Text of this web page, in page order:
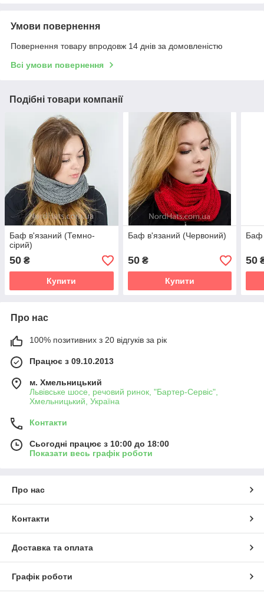
Умови повернення
Повернення товару впродовж 14 днів за домовленістю
Всі умови повернення
Подібні товари компанії
Баф в'язаний (Темно-
сірий)
50 ₴
Купити
Баф в'язаний (Червоний)
50₴
Купити
Баф
50
Про нас
100% позитивних з 20 відгуків за рік
Працює з 09.10.2013
м. Хмельницький
Львівське шосе, речовий ринок, "Бартер-Сервіс",
Хмельницький, Україна
Контакти
Сьогодні працює з 10:00 до 18:00
Показати весь графік роботи
Про нас
Контакти
Доставка та оплата
Графік роботи